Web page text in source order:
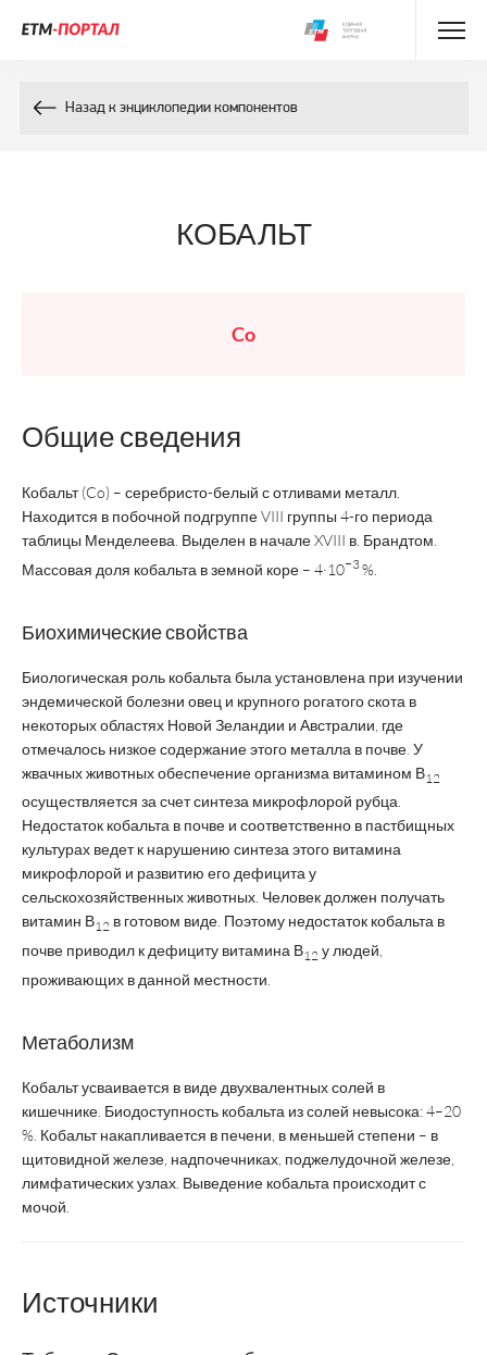
Назад к энциклопедии компонентов
КОБАЛЬТ
Co
Общие сведения
Кобальт (Co) – серебристо-белый с отливами металл.
Находится в побочной подгруппе VIII группы 4-го периода
таблицы Менделеева. Выделен в начале XVIII в. Брандтом.
Массовая доля кобальта в земной коре – 4·10−3%.
Биохимические свойства
Биологическая роль кобальта была установлена при изучении
эндемической болезни овец и крупного рогатого скота в
некоторых областях Новой Зеландии и Австралии, где
отмечалось низкое содержание этого металла в почве. У
жвачных животных обеспечение организма витамином В12
осуществляется за счет синтеза микрофлорой рубца.
Недостаток кобальта в почве и соответственно в пастбищных
культурах ведет к нарушению синтеза этого витамина
микрофлорой и развитию его дефицита у
сельскохозяйственных животных. Человек должен получать
витамин В12 в готовом виде. Поэтому недостаток кобальта в
почве приводил к дефициту витамина В12 у людей,
проживающих в данной местности.
Метаболизм
Кобальт усваивается в виде двухвалентных солей в
кишечнике. Биодоступность кобальта из солей невысока: 4–20
%. Кобальт накапливается в печени, в меньшей степени – в
щитовидной железе, надпочечниках, поджелудочной железе,
лимфатических узлах. Выведение кобальта происходит с
мочой.
Источники